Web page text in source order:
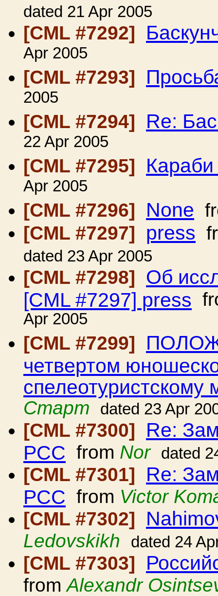
dated 21 Apr 2005
[CML #7292]
Apr 2005
[CML #7293]
2005
[CML #7294]
Re:
22 Apr 2005
[CML #7295]
Apr 2005
[CML #7296]
None
[CML #7297]
press
dated 23 Apr 2005
[CML #7298] Об
[CML #7297] press
Apr 2005
[CML #7299]
четвертом
спелеотуристскому
Старт
dated 23 Apr
[CML #7300] Re:
РСС from Nor dated
[CML #7301] Re:
РСС from Victor
[CML #7302]
Ledovskikh dated 24
[CML #7303]
fromAlexandr